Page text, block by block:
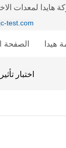
لمعدات
test.com
الصفحة هيدا
اختبار